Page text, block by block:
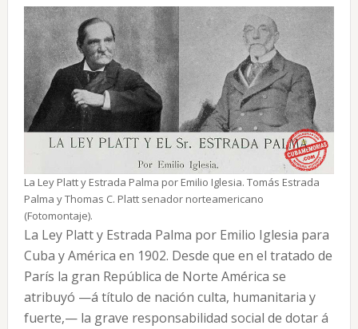
La Ley Platt y Estrada Palma por Emilio Iglesia. Tomás Estrada
Palma y Thomas C. Platt senador norteamericano
(Fotomontaje).
La Ley Platt y Estrada Palma por Emilio Iglesia para
Cuba y América en 1902. Desde que en el tratado de
París la gran República de Norte América se
atribuyó —á título de nación culta, humanitaria y
fuerte,— la grave responsabilidad social de dotar á